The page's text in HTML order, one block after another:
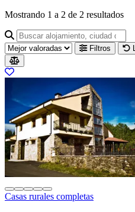
Mostrando 1 a 2 de 2 resultados
Buscar alojamiento, ciudad o
Filtros
Resultados del listado
Casas rurales completas